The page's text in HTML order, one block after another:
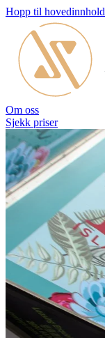
Hopp til hovedinnhold
Om oss
Sjekk priser